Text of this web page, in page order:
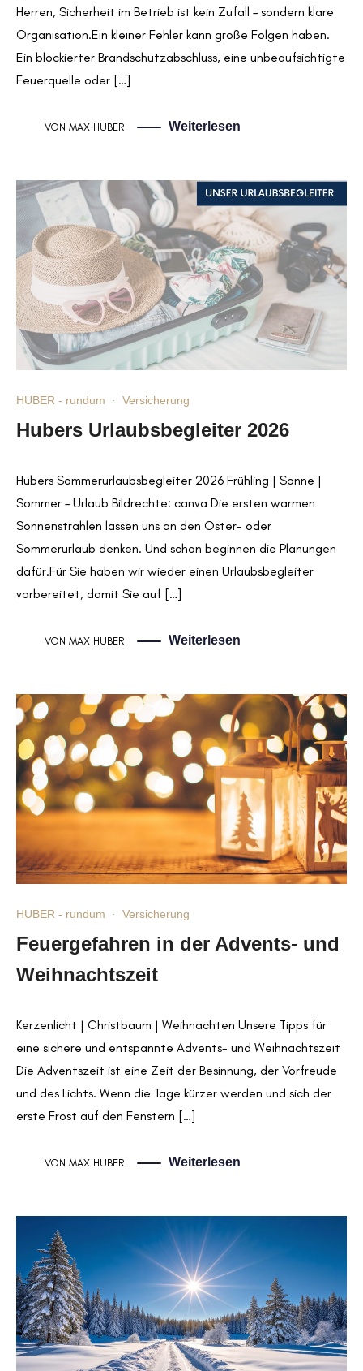
Herren, Sicherheit im Betrieb ist kein Zufall – sondern klare
Organisation.Ein kleiner Fehler kann große Folgen haben.
Ein blockierter Brandschutzabschluss, eine unbeaufsichtigte
Feuerquelle oder […]
VON MAX HUBER Weiterlesen
HUBER - rundum · Versicherung
Hubers Urlaubsbegleiter 2026
Hubers Sommerurlaubsbegleiter 2026 Frühling | Sonne |
Sommer – Urlaub Bildrechte: canva Die ersten warmen
Sonnenstrahlen lassen uns an den Oster- oder
Sommerurlaub denken. Und schon beginnen die Planungen
dafür.Für Sie haben wir wieder einen Urlaubsbegleiter
vorbereitet, damit Sie auf […]
VON MAX HUBER Weiterlesen
HUBER - rundum · Versicherung
Feuergefahren in der Advents- und
Weihnachtszeit
Kerzenlicht | Christbaum | Weihnachten Unsere Tipps für
eine sichere und entspannte Advents- und Weihnachtszeit
Die Adventszeit ist eine Zeit der Besinnung, der Vorfreude
und des Lichts. Wenn die Tage kürzer werden und sich der
erste Frost auf den Fenstern […]
VON MAX HUBER Weiterlesen